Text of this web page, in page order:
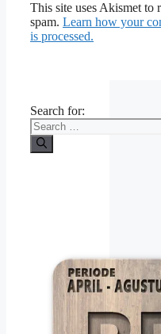
This site uses Akismet to
spam. Learn how your
is processed.
Search for: